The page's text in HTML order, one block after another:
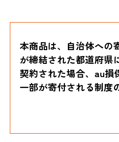
本商品は、自治体への
が締結された都道府県
契約された場合、au損
一部が寄付される制度